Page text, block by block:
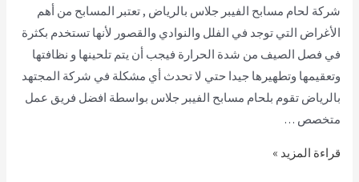
شركة لحام مسابح الفيبر جلاس بالرياض , تعتبر المسابح من أهم
الأغراض التي توجد في الفلل والنوادي والقصور لأنها تستخدم بكثرة
في فصل الصيف من شدة الحرارة فيجب أن يتم تلحينها و نظافتها
وتعقيمها وتطهيرها جيدا حتي لا تحدث أي مشكلة في شركة المجتهد
بالرياض تقوم بلحام مسابح الفيبر جلاس بواسطة افضل فريق عمل
متخصص …
قراءة المزيد »